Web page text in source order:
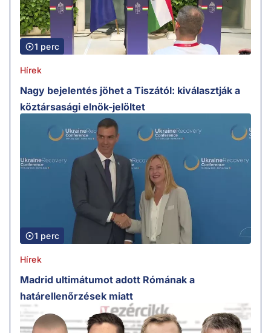
1 perc
Hírek
Nagy bejelentés jöhet a Tiszától: kiválasztják a
köztársasági elnök-jelöltet
1 perc
Hírek
Madrid ultimátumot adott Rómának a
határellenőrzések miatt